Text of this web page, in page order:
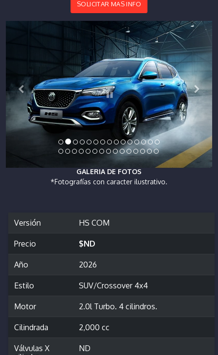
SOLICITAR MAS INFO
GALERIA DE FOTOS
*Fotografías con caracter ilustrativo.
Versión HS COM
Precio $ND
Año 2026
Estilo SUV/Crossover 4x4
Motor 2.0l Turbo. 4 cilindros.
Cilindrada 2,000 cc
Válvulas X
ND